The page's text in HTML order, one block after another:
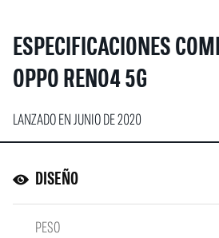
ESPECIFICACIONES
OPPO RENO4 5G
LANZADO EN JUNIO DE 2020
DISEÑO
PESO